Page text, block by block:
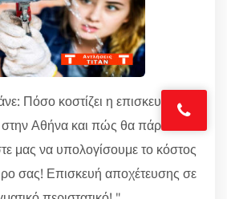
Πόσο κοστίζει η επισκευή
Αθήνα και πώς θα πάρω
μας να υπολογίσουμε το κόστος
σας! Επισκευή αποχέτευσης σε